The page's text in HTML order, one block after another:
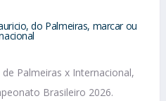
do Palmeiras, marcar ou
Palmeiras x Internacional,
Brasileiro 2026.